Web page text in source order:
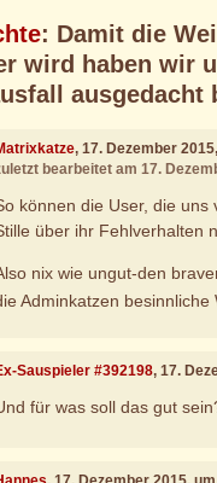
: Damit die
wird haben wir
ausgedacht
, 17. Dezember
bearbeitet am 17.
können die User, die uns
über ihr Fehlverhalten
nix wie ungut-den
Adminkatzen besinnliche
Sauspieler #392198, 17.
für was soll das gut